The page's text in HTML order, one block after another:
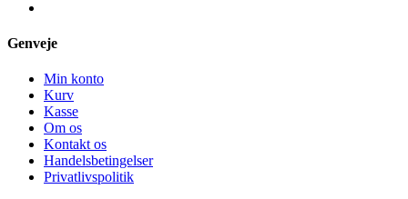
Genveje
Min konto
Kurv
Kasse
Om os
Kontakt os
Handelsbetingelser
Privatlivspolitik